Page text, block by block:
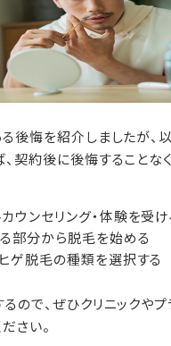
後悔を紹介しましたが、
契約後に後悔することな
ウンセリング・体験を受け
部分から脱毛を始める
ゲ脱毛の種類を選択する
ので、ぜひクリニックや
さい。